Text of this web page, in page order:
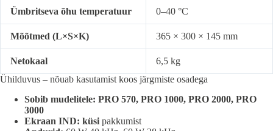
Ümbritseva õhu temperatuur 0–40 °C
Mõõtmed (L×S×K) 365 × 300 × 145 mm
Netokaal
6,5 kg
Ühilduvus – nõuab kasutamist koos järgmiste osadega
Sobib mudelitele: PRO 570, PRO 1000, PRO 2000, PRO
3000
Ekraan IND: küsi pakkumist